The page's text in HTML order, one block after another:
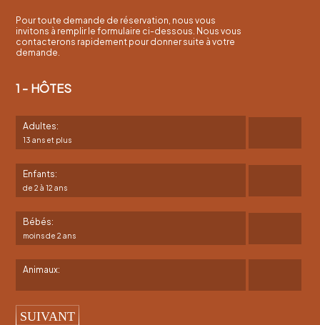
Pour toute demande de réservation, nous vous
invitons à remplir le formulaire ci-dessous. Nous vous
contacterons rapidement pour donner suite à votre
demande.
1 - HÔTES
Adultes:
13 ans et plus
Enfants:
de 2 à 12 ans
Bébés:
moins de 2 ans
Animaux:
SUIVANT